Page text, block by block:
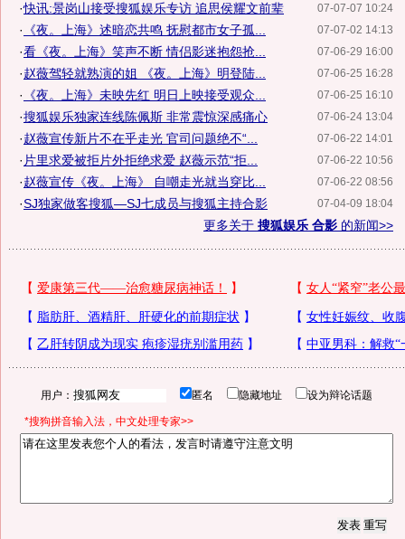
07-07-07 10:24
·快讯:景岗山接受搜狐娱乐专访 追思侯耀文前辈
07-07-02 14:13
· 《夜。上海》述暗恋共鸣 抚慰都市女子孤...
07-06-29 16:00
·看《夜。上海》笑声不断 情侣影迷抱怨抢...
07-06-25 16:28
·赵薇驾轻就熟演的姐 《夜。上海》明登陆...
07-06-25 16:10
· 《夜。上海》未映先红 明日上映接受观众...
07-06-24 13:04
·搜狐娱乐独家连线陈佩斯 非常震惊深感痛心
07-06-22 14:01
·赵薇宣传新片不在乎走光 官司问题绝不“...
07-06-22 10:56
· 片里求爱被拒片外拒绝求爱 赵薇示范“拒...
07-06-22 08:56
·赵薇宣传《夜。上海》 自嘲走光就当穿比...
07-04-09 18:04
·SJ独家做客搜狐—SJ七成员与搜狐主持合影
更多关于 搜狐娱乐 合影 的新闻>>
用户： 匿名 隐藏地址 设为辩论话题
*搜狗拼音输入法，中文处理专家>>